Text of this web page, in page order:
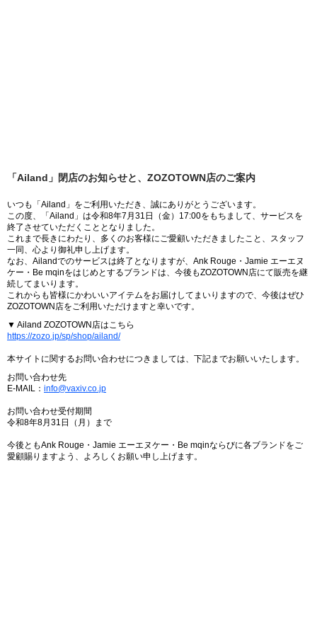
「Ailand」閉店のお知らせと、ZOZOTOWN店のご案内
いつも「Ailand」をご利用いただき、誠にありがとうございます。
この度、「Ailand」は令和8年7月31日（金）17:00をもちまして、サービスを
終了させていただくこととなりました。
これまで長きにわたり、多くのお客様にご愛顧いただきましたこと、スタッフ
一同、心より御礼申し上げます。
なお、Ailandでのサービスは終了となりますが、Ank Rouge・Jamie エーエヌ
ケー・Be mqinをはじめとするブランドは、今後もZOZOTOWN店にて販売を継
続してまいります。
これからも皆様にかわいいアイテムをお届けしてまいりますので、今後はぜひ
ZOZOTOWN店をご利用いただけますと幸いです。
▼ Ailand ZOZOTOWN店はこちら
https://zozo.jp/sp/shop/ailand/
本サイトに関するお問い合わせにつきましては、下記までお願いいたします。
お問い合わせ先
E-MAIL： info@vaxiv.co.jp
お問い合わせ受付期間
令和8年8月31日（月）まで
今後ともAnk Rouge・Jamie エーエヌケー・Be mqinならびに各ブランドをご
愛顧賜りますよう、よろしくお願い申し上げます。